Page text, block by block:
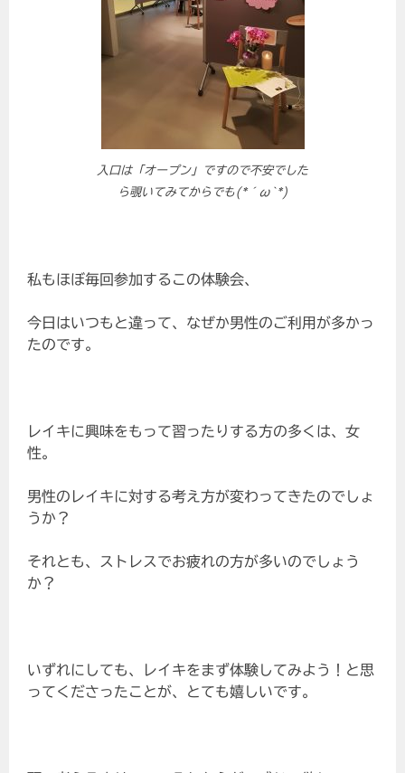
入口は「オープン」ですので不安でした
ら覗いてみてからでも(*´ω`*)
私もほぼ毎回参加するこの体験会、
今日はいつもと違って、なぜか男性のご利用が多かっ
たのです。
レイキに興味をもって習ったりする方の多くは、女
性。
男性のレイキに対する考え方が変わってきたのでしょ
うか？
それとも、ストレスでお疲れの方が多いのでしょう
か？
いずれにしても、レイキをまず体験してみよう！と思
ってくださったことが、とても嬉しいです。